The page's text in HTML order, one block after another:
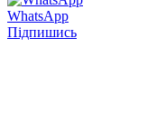
WhatsApp
Підпишись